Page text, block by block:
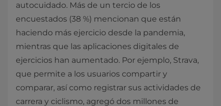
autocuidado. Más de un tercio de los
encuestados (38 %) mencionan que están
haciendo más ejercicio desde la pandemia,
mientras que las aplicaciones digitales de
ejercicios han aumentado. Por ejemplo, Strava,
que permite a los usuarios compartir y
comparar, así como registrar sus actividades de
carrera y ciclismo, agregó dos millones de